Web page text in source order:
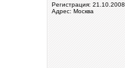
Регистрация: 21.10.2008
Адрес: Москва